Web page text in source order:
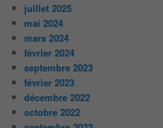
juillet 2025
mai 2024
mars 2024
février 2024
septembre 2023
février 2023
décembre 2022
octobre 2022